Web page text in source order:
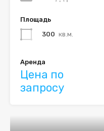
Площадь
300 кв.м.
Аренда
Цена по
запросу